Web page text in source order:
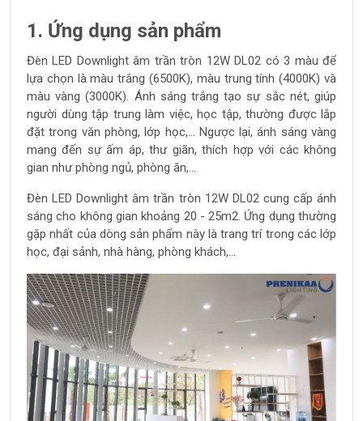
1. Ứng dụng sản phẩm
Đèn LED Downlight âm trần tròn 12W DL02 có 3 màu để
lựa chọn là màu trắng (6500K), màu trung tính (4000K) và
màu vàng (3000K). Ánh sáng trắng tạo sự sắc nét, giúp
người dùng tập trung làm việc, học tập, thường được lắp
đặt trong văn phòng, lớp học,... Ngược lại, ánh sáng vàng
mang đến sự ấm áp, thư giãn, thích hợp với các không
gian như phòng ngủ, phòng ăn,...
Đèn LED Downlight âm trần tròn 12W DL02 cung cấp ánh
sáng cho không gian khoảng 20 - 25m2. Ứng dụng thường
gặp nhất của dòng sản phẩm này là trang trí trong các lớp
học, đại sảnh, nhà hàng, phòng khách,...